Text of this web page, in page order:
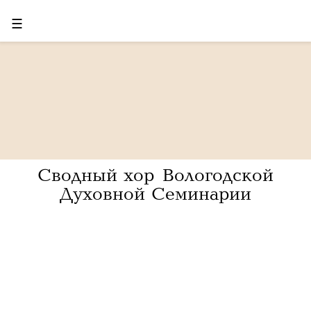
☰
Сводный хор Вологодской
Духовной Семинарии